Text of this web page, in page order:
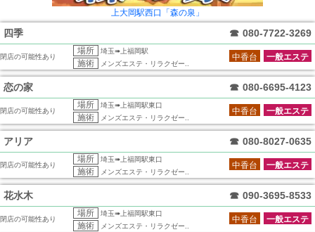
上大岡駅西口「森の泉」
四季 ☎ 080-7722-3269
閉店の可能性あり
場所 埼玉➠上福岡駅
施術 メンズエステ・リラクゼー..
一般エステ
中香台
恋の家 ☎ 080-6695-4123
閉店の可能性あり
場所 埼玉➠上福岡駅東口
施術 メンズエステ・リラクゼー..
一般エステ
中香台
アリア ☎ 080-8027-0635
閉店の可能性あり
場所 埼玉➠上福岡駅東口
施術 メンズエステ・リラクゼー..
一般エステ
中香台
花水木 ☎ 090-3695-8533
閉店の可能性あり
場所 埼玉➠上福岡駅東口
施術 メンズエステ・リラクゼー..
一般エステ
中香台